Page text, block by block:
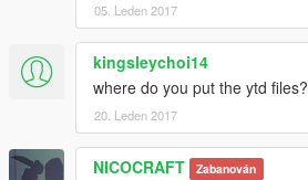
05. Leden 2017
kingsleychoi14
where do you put the ytd files?
20. Leden 2017
NICOCRAFT Zabanován